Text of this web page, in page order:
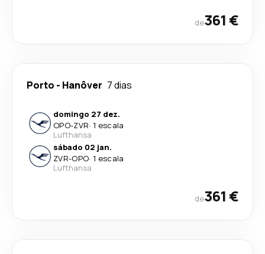
de361 €
Porto - Hanôver 7 dias
domingo 27 dez.
OPO-ZVR· 1 escala
Lufthansa
sábado 02 jan.
ZVR-OPO· 1 escala
Lufthansa
de361 €